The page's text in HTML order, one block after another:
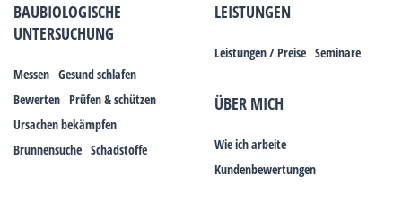
BAUBIOLOGISCHE
UNTERSUCHUNG
Messen Gesund schlafen
Bewerten Prüfen & schützen
Ursachen bekämpfen
Brunnensuche Schadstoffe
LEISTUNGEN
Leistungen / Preise Seminare
ÜBER MICH
Wie ich arbeite
Kundenbewertungen